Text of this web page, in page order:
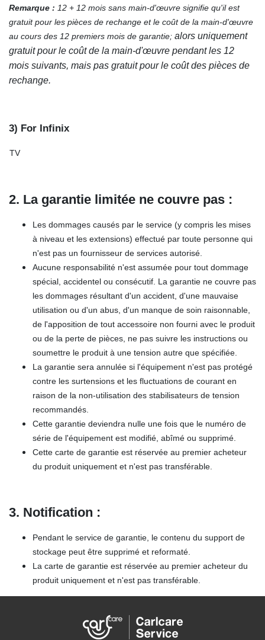
Remarque : 12 + 12 mois sans main-d'œuvre signifie qu'il est
gratuit pour les pièces de rechange et le coût de la main-d'œuvre
au cours des 12 premiers mois de garantie; alors uniquement
gratuit pour le coût de la main-d'œuvre pendant les 12
mois suivants, mais pas gratuit pour le coût des pièces de
rechange.
3) For Infinix
TV
2. La garantie limitée ne couvre pas :
Les dommages causés par le service (y compris les mises
à niveau et les extensions) effectué par toute personne qui
n'est pas un fournisseur de services autorisé.
Aucune responsabilité n'est assumée pour tout dommage
spécial, accidentel ou consécutif. La garantie ne couvre pas
les dommages résultant d'un accident, d'une mauvaise
utilisation ou d'un abus, d'un manque de soin raisonnable,
de l'apposition de tout accessoire non fourni avec le produit
ou de la perte de pièces, ne pas suivre les instructions ou
soumettre le produit à une tension autre que spécifiée.
La garantie sera annulée si l'équipement n'est pas protégé
contre les surtensions et les fluctuations de courant en
raison de la non-utilisation des stabilisateurs de tension
recommandés.
Cette garantie deviendra nulle une fois que le numéro de
série de l'équipement est modifié, abîmé ou supprimé.
Cette carte de garantie est réservée au premier acheteur
du produit uniquement et n'est pas transférable.
3. Notification :
Pendant le service de garantie, le contenu du support de
stockage peut être supprimé et reformaté.
La carte de garantie est réservée au premier acheteur du
produit uniquement et n'est pas transférable.